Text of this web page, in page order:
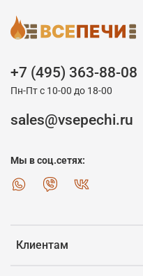
Клиентам
+7 (495) 363-88-08
Пн-Пт с 10-00 до 18-00
sales@vsepechi.ru
Мы в соц.сетях: